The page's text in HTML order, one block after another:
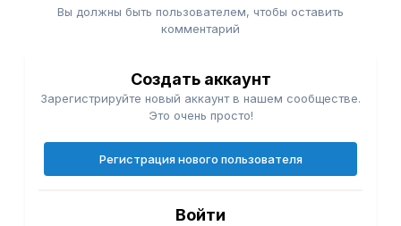
Вы должны быть пользователем, чтобы оставить
комментарий
Создать аккаунт
Зарегистрируйте новый аккаунт в нашем сообществе.
Это очень просто!
Регистрация нового пользователя
Войти